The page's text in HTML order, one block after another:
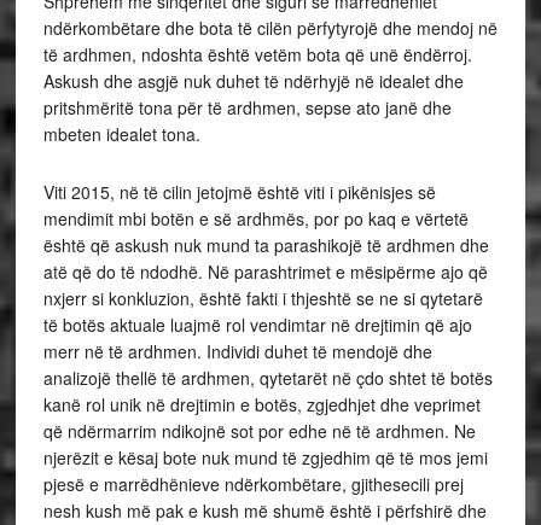
ndërkombëtare dhe bota të cilën përfytyrojë dhe mendoj në
të ardhmen, ndoshta është vetëm bota që unë ëndërroj.
Askush dhe asgjë nuk duhet të ndërhyjë në idealet dhe
pritshmëritë tona për të ardhmen, sepse ato janë dhe
mbeten idealet tona.
Viti 2015, në të cilin jetojmë është viti i pikënisjes së
mendimit mbi botën e së ardhmës, por po kaq e vërtetë
është që askush nuk mund ta parashikojë të ardhmen dhe
atë që do të ndodhë. Në parashtrimet e mësipërme ajo që
nxjerr si konkluzion, është fakti i thjeshtë se ne si qytetarë
të botës aktuale luajmë rol vendimtar në drejtimin që ajo
merr në të ardhmen. Individi duhet të mendojë dhe
analizojë thellë të ardhmen, qytetarët në çdo shtet të botës
kanë rol unik në drejtimin e botës, zgjedhjet dhe veprimet
që ndërmarrim ndikojnë sot por edhe në të ardhmen. Ne
njerëzit e kësaj bote nuk mund të zgjedhim që të mos jemi
pjesë e marrëdhënieve ndërkombëtare, gjithesecili prej
nesh kush më pak e kush më shumë është i përfshirë dhe